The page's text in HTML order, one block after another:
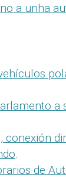
a unha
a
conexión
.
de